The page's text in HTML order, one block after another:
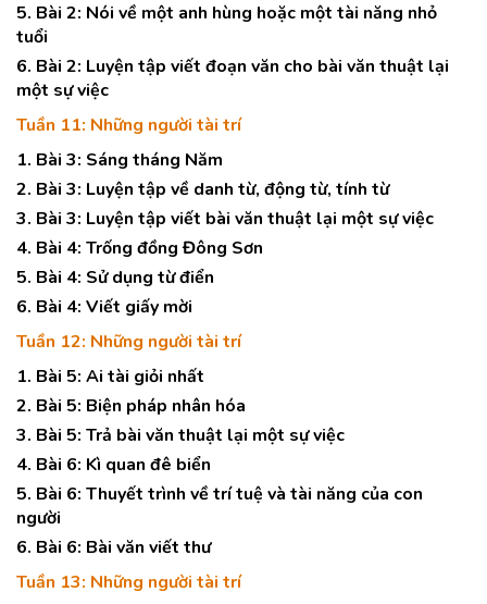
5. Bài 2: Nói về một anh hùng hoặc một tài năng nhỏ
tuổi
6. Bài 2: Luyện tập viết đoạn văn cho bài văn thuật lại
một sự việc
Tuần 11: Những người tài trí
1. Bài 3: Sáng tháng Năm
2. Bài 3: Luyện tập về danh từ, động từ, tính từ
3. Bài 3: Luyện tập viết bài văn thuật lại một sự việc
4. Bài 4: Trống đồng Đông Sơn
5. Bài 4: Sử dụng từ điển
6. Bài 4: Viết giấy mời
Tuần 12: Những người tài trí
1. Bài 5: Ai tài giỏi nhất
2. Bài 5: Biện pháp nhân hóa
3. Bài 5: Trả bài văn thuật lại một sự việc
4. Bài 6: Kì quan đê biển
5. Bài 6: Thuyết trình về trí tuệ và tài năng của con
người
6. Bài 6: Bài văn viết thư
Tuần 13: Những người tài trí